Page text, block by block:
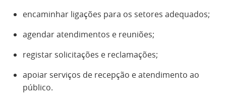
encaminhar ligações para os setores adequados;
agendar atendimentos e reuniões;
registar solicitações e reclamações;
apoiar serviços de recepção e atendimento ao
público.